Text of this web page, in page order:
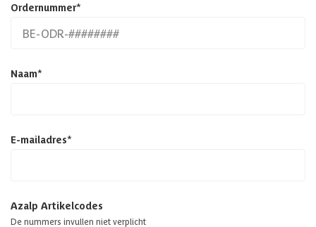
Ordernummer*
Naam*
E-mailadres*
Azalp Artikelcodes
De nummers invullen niet verplicht